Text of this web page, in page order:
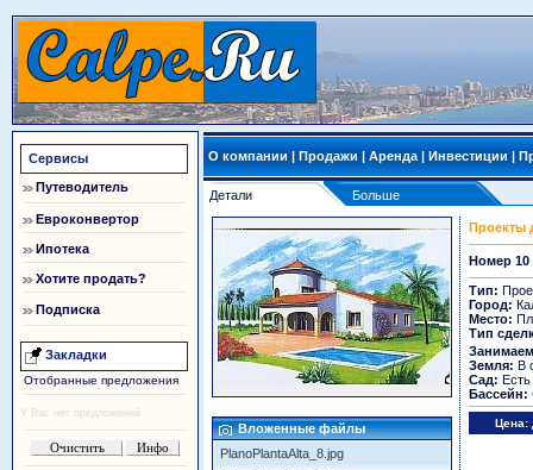
Сервисы
Путеводитель
Евроконвертор
Ипотека
Хотите продать?
Подписка
Закладки
Отобранные предложения
У Вас нет предложений
О компании | Продажи | Аренда | Инвестиции |
Детали Больше
Вложенные файлы
PlanoPlantaAlta_8.jpg
Проекты
Номер 10
Тип:
Город:
Место:
Тип
Земля: В
Сад: Есть
Бассейн:
Цена: